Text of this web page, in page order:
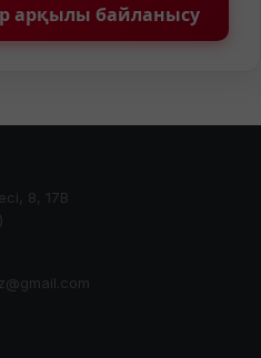
арқылы байланысу
8, 17В